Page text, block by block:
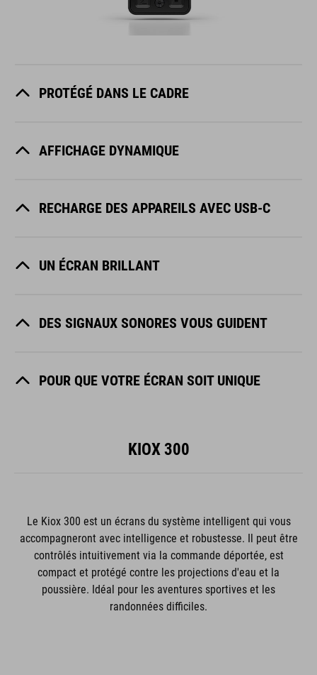
PROTÉGÉ DANS LE CADRE
AFFICHAGE DYNAMIQUE
RECHARGE DES APPAREILS AVEC USB-C
UN ÉCRAN BRILLANT
DES SIGNAUX SONORES VOUS GUIDENT
POUR QUE VOTRE ÉCRAN SOIT UNIQUE
KIOX 300
Le Kiox 300 est un écrans du système intelligent qui vous
accompagneront avec intelligence et robustesse. Il peut être
contrôlés intuitivement via la commande déportée, est
compact et protégé contre les projections d'eau et la
poussière. Idéal pour les aventures sportives et les
randonnées difficiles.